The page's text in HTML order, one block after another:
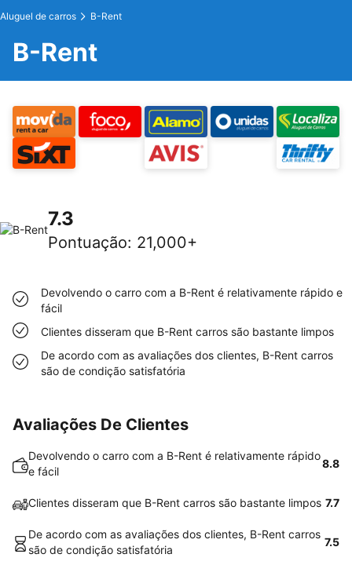
Aluguel de carros B-Rent
B-Rent
7.3
Pontuação: 21,000+
Devolvendo o carro com a B-Rent é relativamente rápido e
fácil
Clientes disseram que B-Rent carros são bastante limpos
De acordo com as avaliações dos clientes, B-Rent carros
são de condição satisfatória
Avaliações De Clientes
Devolvendo o carro com a B-Rent é relativamente rápido
e fácil
8.8
Clientes disseram que B-Rent carros são bastante limpos 7.7
De acordo com as avaliações dos clientes, B-Rent carros
são de condição satisfatória
7.5